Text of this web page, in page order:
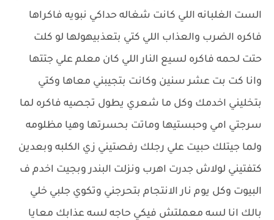
الست الغلبانه اللي كانت شغاله حداكي نبويه فاكراها
فاكره الضرب والعذاب اللي كتي بتعذبيهولها لو كلت
حتت لحمه فاكره لسيع النار اللي كان معلم علي جتتها
وانا كت بت عشر سنين وكانت بتجيبني معاها وكتي
بتخليني اخدمك وكل ما شعري يطول تجصيه فاكره لما
سرجتي امي وحبستيها وماتت بحسرتها وهيا مظلومه
ولما جيتلك حبيت علي رجلك رفصتيني زي الكلبه وبعدين
كتفتيني لولاش جدرت اهرب ونزلت البندر وبجيت اخدم ف
البيوت وكل يوم نار الانتجام بتحرجني وتكوي جلبي خلي
بالك انا لسه معملتش فيكي حاجه لسه عذابك معايا